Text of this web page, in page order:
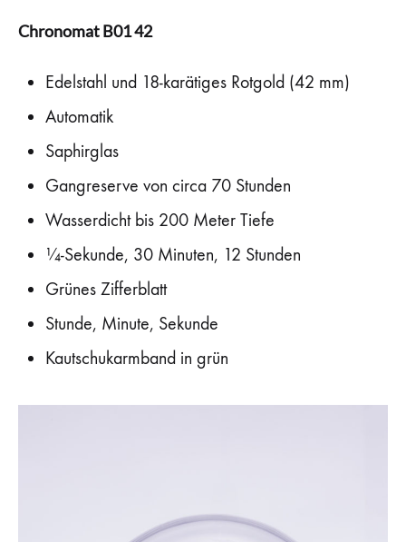
Chronomat B01 42
Edelstahl und 18-karätiges Rotgold (42 mm)
Automatik
Saphirglas
Gangreserve von circa 70 Stunden
Wasserdicht bis 200 Meter Tiefe
¼-Sekunde, 30 Minuten, 12 Stunden
Grünes Zifferblatt
Stunde, Minute, Sekunde
Kautschukarmband in grün